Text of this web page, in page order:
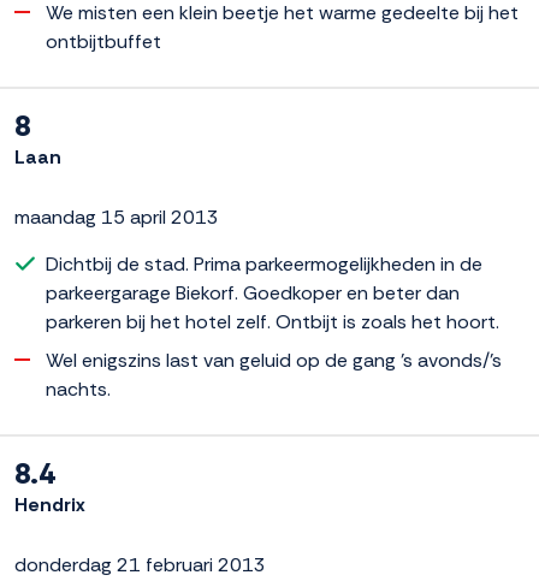
We misten een klein beetje het warme gedeelte bij het
ontbijtbuffet
8
Laan
maandag 15 april 2013
Dichtbij de stad. Prima parkeermogelijkheden in de
parkeergarage Biekorf. Goedkoper en beter dan
parkeren bij het hotel zelf. Ontbijt is zoals het hoort.
Wel enigszins last van geluid op de gang 's avonds/'s
nachts.
8.4
Hendrix
donderdag 21 februari 2013